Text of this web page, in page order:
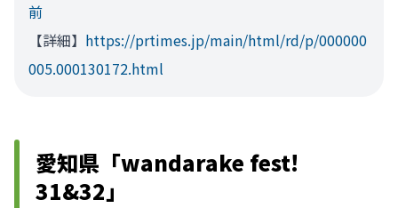
前
【詳細】 https://prtimes.jp/main/html/rd/p/000000
005.000130172.html
愛知県「wandarake fest!
31&32」